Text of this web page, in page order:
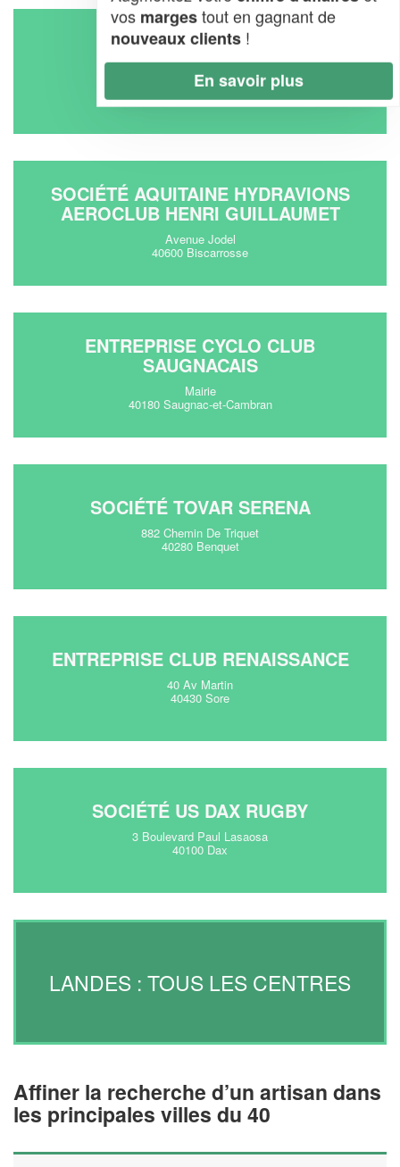
SOCIÉTÉ CCWG (SARL)
35 Route De La Chalosse
40180 Narrosse
SOCIÉTÉ AQUITAINE HYDRAVIONS
AEROCLUB HENRI GUILLAUMET
Avenue Jodel
40600 Biscarrosse
ENTREPRISE CYCLO CLUB
SAUGNACAIS
Mairie
40180 Saugnac-et-Cambran
SOCIÉTÉ TOVAR SERENA
882 Chemin De Triquet
40280 Benquet
ENTREPRISE CLUB RENAISSANCE
40 Av Martin
40430 Sore
SOCIÉTÉ US DAX RUGBY
3 Boulevard Paul Lasaosa
40100 Dax
LANDES : TOUS LES CENTRES
Affiner la recherche d’un artisan dans
les principales villes du 40
vos margestout en gagnant de
nouveaux clients !
En savoir plus